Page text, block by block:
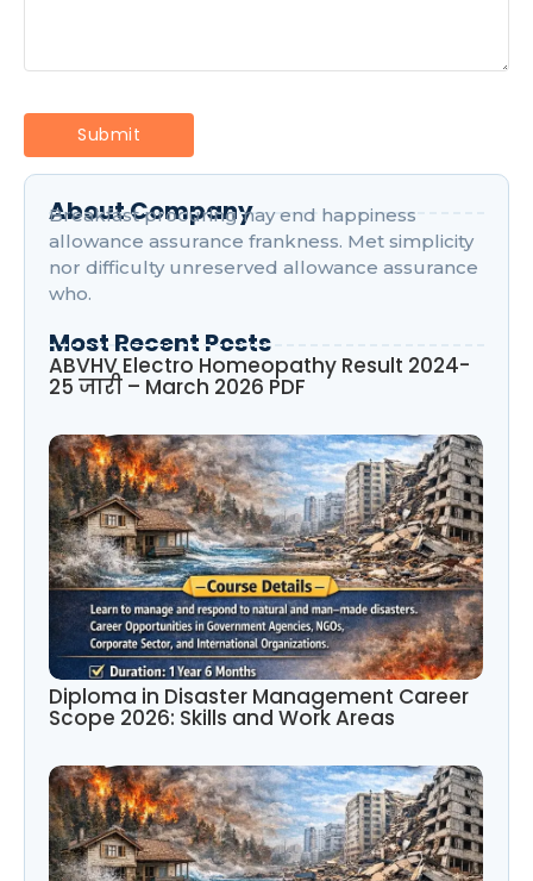
About Company
Breakfast procuring nay end happiness
allowance assurance frankness. Met simplicity
nor difficulty unreserved allowance assurance
who.
Most Recent Posts
ABVHV Electro Homeopathy Result 2024-
25 जारी – March 2026 PDF
Diploma in Disaster Management Career
Scope 2026: Skills and Work Areas